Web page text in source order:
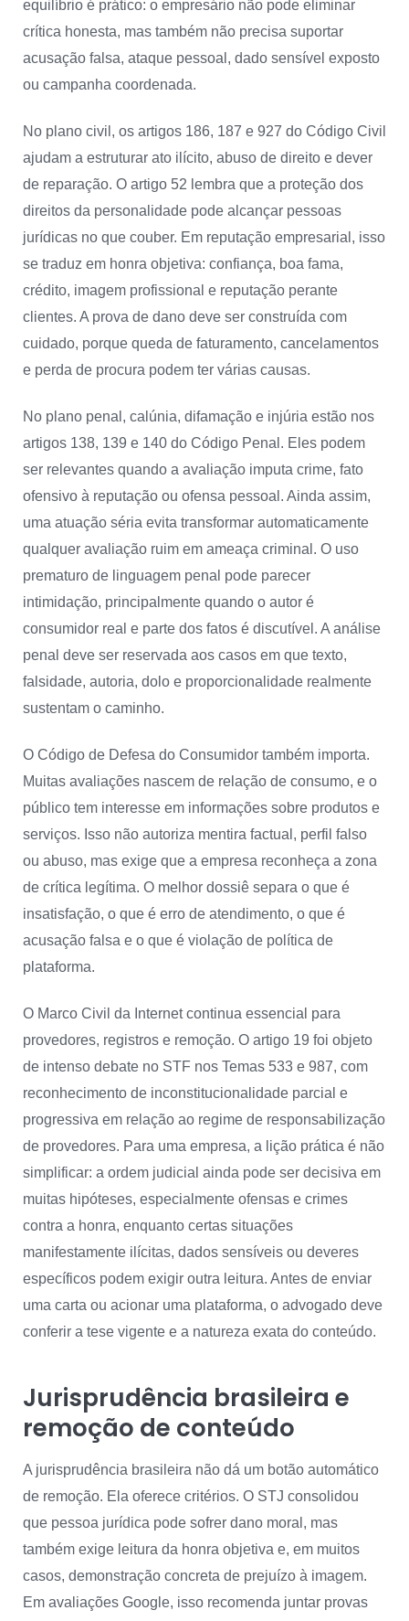
equilíbrio é prático: o empresário não pode eliminar
crítica honesta, mas também não precisa suportar
acusação falsa, ataque pessoal, dado sensível exposto
ou campanha coordenada.
No plano civil, os artigos 186, 187 e 927 do Código Civil
ajudam a estruturar ato ilícito, abuso de direito e dever
de reparação. O artigo 52 lembra que a proteção dos
direitos da personalidade pode alcançar pessoas
jurídicas no que couber. Em reputação empresarial, isso
se traduz em honra objetiva: confiança, boa fama,
crédito, imagem profissional e reputação perante
clientes. A prova de dano deve ser construída com
cuidado, porque queda de faturamento, cancelamentos
e perda de procura podem ter várias causas.
No plano penal, calúnia, difamação e injúria estão nos
artigos 138, 139 e 140 do Código Penal. Eles podem
ser relevantes quando a avaliação imputa crime, fato
ofensivo à reputação ou ofensa pessoal. Ainda assim,
uma atuação séria evita transformar automaticamente
qualquer avaliação ruim em ameaça criminal. O uso
prematuro de linguagem penal pode parecer
intimidação, principalmente quando o autor é
consumidor real e parte dos fatos é discutível. A análise
penal deve ser reservada aos casos em que texto,
falsidade, autoria, dolo e proporcionalidade realmente
sustentam o caminho.
O Código de Defesa do Consumidor também importa.
Muitas avaliações nascem de relação de consumo, e o
público tem interesse em informações sobre produtos e
serviços. Isso não autoriza mentira factual, perfil falso
ou abuso, mas exige que a empresa reconheça a zona
de crítica legítima. O melhor dossiê separa o que é
insatisfação, o que é erro de atendimento, o que é
acusação falsa e o que é violação de política de
plataforma.
O Marco Civil da Internet continua essencial para
provedores, registros e remoção. O artigo 19 foi objeto
de intenso debate no STF nos Temas 533 e 987, com
reconhecimento de inconstitucionalidade parcial e
progressiva em relação ao regime de responsabilização
de provedores. Para uma empresa, a lição prática é não
simplificar: a ordem judicial ainda pode ser decisiva em
muitas hipóteses, especialmente ofensas e crimes
contra a honra, enquanto certas situações
manifestamente ilícitas, dados sensíveis ou deveres
específicos podem exigir outra leitura. Antes de enviar
uma carta ou acionar uma plataforma, o advogado deve
conferir a tese vigente e a natureza exata do conteúdo.
Jurisprudência brasileira e
remoção de conteúdo
A jurisprudência brasileira não dá um botão automático
de remoção. Ela oferece critérios. O STJ consolidou
que pessoa jurídica pode sofrer dano moral, mas
também exige leitura da honra objetiva e, em muitos
casos, demonstração concreta de prejuízo à imagem.
Em avaliações Google, isso recomenda juntar provas